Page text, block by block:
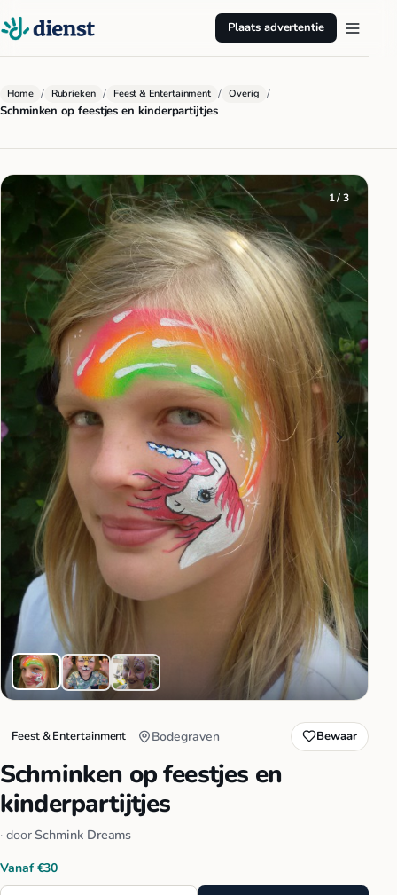
Plaats advertentie
Home / Rubrieken / Feest & Entertainment / Overig /
Schminken op feestjes en kinderpartijtjes
1 / 3
Feest & Entertainment Bodegraven Bewaar
Schminken op feestjes en
kinderpartijtjes
· doorSchmink Dreams
Vanaf €30